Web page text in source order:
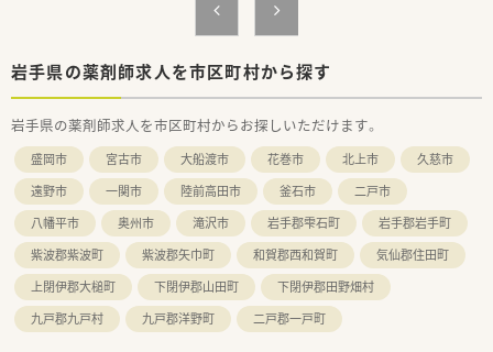
す。
■充実した研修制度を活用し、自身のスキルアップや資格取得に
向けて自発的に勉強に励んでいる若手薬剤師が活躍していま
す。
■新卒3年以内の定着率が95％という高い水準を維持しており、
経験の浅いスタッフも周囲に支えられながら成長しています。
■ライフステージの変化に合わせた休暇制度が浸透しているた
め、産休や育休を経て復帰したママさん薬剤師も在籍中です。
岩手県の薬剤師求人を市区町村から探す
岩手県の薬剤師求人を市区町村からお探しいただけます。
盛岡市 宮古市 大船渡市 花巻市 北上市
久慈市
遠野市
一関市 陸前高田市 釜石市
二戸市
八幡平市
奥州市 滝沢市 岩手郡雫石町
岩手郡岩手町
紫波郡紫波町
紫波郡矢巾町 和賀郡西和賀町
気仙郡住田町
上閉伊郡大槌町
下閉伊郡山田町
下閉伊郡田野畑村
九戸郡九戸村
九戸郡洋野町 二戸郡一戸町